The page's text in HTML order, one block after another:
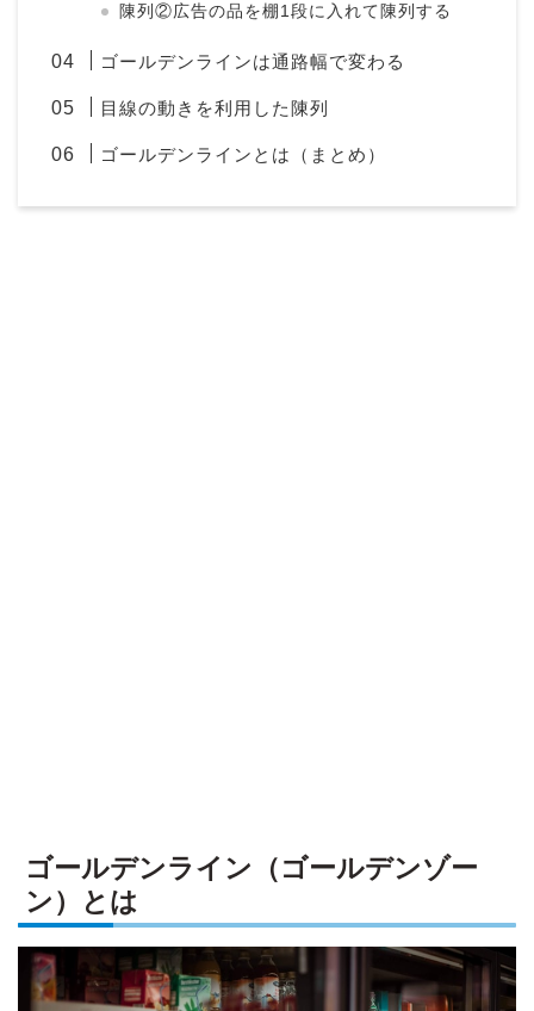
陳列②広告の品を棚1段に入れて陳列する
ゴールデンラインは通路幅で変わる
目線の動きを利用した陳列
ゴールデンラインとは（まとめ）
ゴールデンライン（ゴールデンゾー
ン）とは